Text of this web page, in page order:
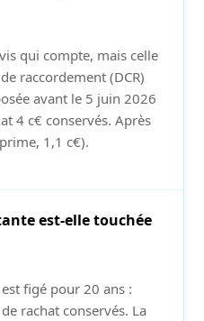
qui compte, mais celle
raccordement (DCR)
avant le 5 juin 2026
4 c€ conservés. Après
1,1 c€).
est-elle touchée
figé pour 20 ans :
rachat conservés. La